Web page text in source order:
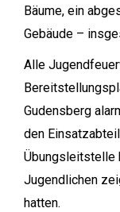
Bäume, ein
Gebäude –
Alle
Gudensberg
den
Übungsleitstelle
Jugendlichen
hatten.